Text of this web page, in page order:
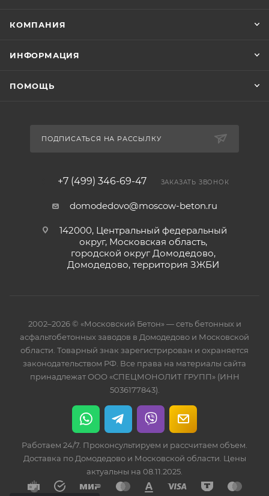
КОМПАНИЯ
ИНФОРМАЦИЯ
ПОМОЩЬ
ПОДПИСАТЬСЯ НА РАССЫЛКУ
+7 (499) 346-69-47 ЗАКАЗАТЬ ЗВОНОК
domodedovo@moscow-beton.ru
142000, Центральный федеральный
округ, Московская область,
городской округ Домодедово,
Домодедово, территория ЗЖБИ
2002–2026 © «Московский Бетон» — сеть бетонных и
асфальтобетонных заводов в Домодедово и Московской
области. Товарный знак зарегистрирован и охраняется
законодательством РФ. Все права на материалы сайта
принадлежат ООО «СПЕЦМОНОЛИТ ГРУПП» (ИНН
5036177843).
Работаем 24/7. Проконсультируем и рассчитаем объем.
Доставка по Домодедово и Московской области. Цены
актуальны на 08.11.2025.